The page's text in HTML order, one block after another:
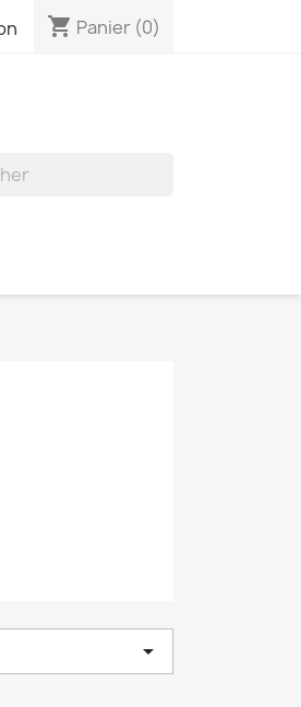
shopping_cart Panier (0)
